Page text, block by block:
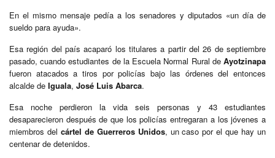
En el mismo mensaje pedía a los senadores y diputados «un día de
sueldo para ayuda».
Esa región del país acaparó los titulares a partir del 26 de septiembre
pasado, cuando estudiantes de la Escuela Normal Rural de Ayotzinapa
fueron atacados a tiros por policías bajo las órdenes del entonces
alcalde de Iguala, José Luis Abarca.
Esa noche perdieron la vida seis personas y 43 estudiantes
desaparecieron después de que los policías entregaran a los jóvenes a
miembros del cártel de Guerreros Unidos, un caso por el que hay un
centenar de detenidos.